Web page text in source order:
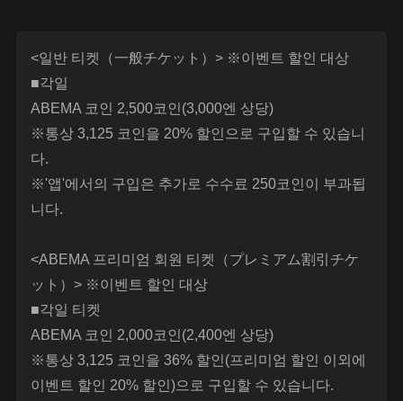
<일반 티켓（一般チケット）> ※이벤트 할인 대상
■각일
ABEMA 코인 2,500코인(3,000엔 상당)
※통상 3,125 코인을 20% 할인으로 구입할 수 있습니
다.
※'앱'에서의 구입은 추가로 수수료 250코인이 부과됩
니다.
<ABEMA 프리미엄 회원 티켓（プレミアム割引チケ
ット）> ※이벤트 할인 대상
■각일 티켓
ABEMA 코인 2,000코인(2,400엔 상당)
※통상 3,125 코인을 36% 할인(프리미엄 할인 이외에
이벤트 할인 20% 할인)으로 구입할 수 있습니다.